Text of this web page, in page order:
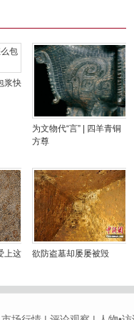
浆快
为文物代“言” | 四羊青铜
方尊
上这
欲防盗墓却屡屡被毁